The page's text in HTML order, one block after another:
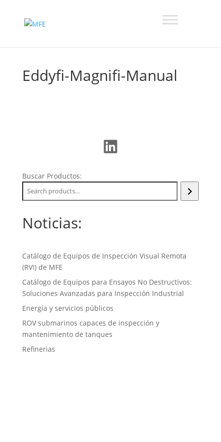
Eddyfi-Magnifi-Manual
LinkedIn
Buscar Productos:
Noticias:
Catálogo de Equipos de Inspección Visual Remota
(RVI) de MFE
Catálogo de Equipos para Ensayos No Destructivos:
Soluciones Avanzadas para Inspección Industrial
Energía y servicios públicos
ROV submarinos capaces de inspección y
mantenimiento de tanques
Refinerias